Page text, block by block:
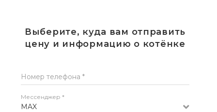
Выберите, куда вам отправить
цену и информацию о котёнке
Номер телефона *
Мессенджер *
MAX